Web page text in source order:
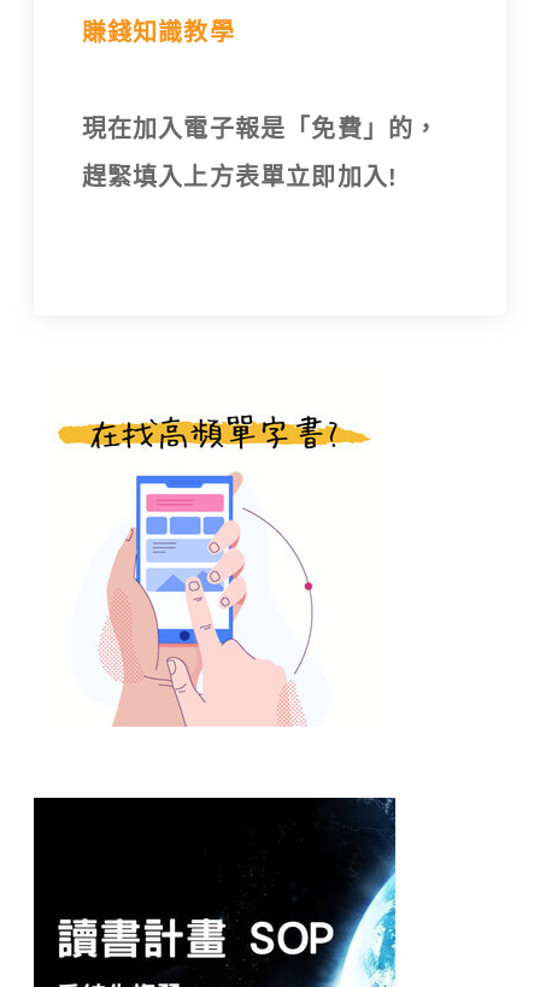
賺錢知識教學
現在加入電子報是「免費」的，
趕緊填入上方表單立即加入!